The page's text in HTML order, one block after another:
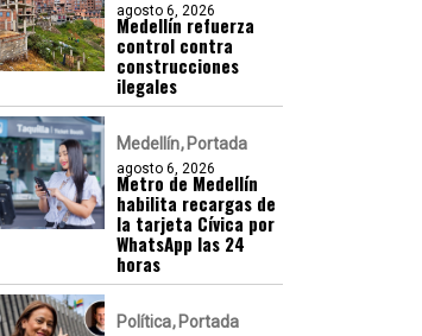
agosto 6, 2026
Medellín refuerza
control contra
construcciones
ilegales
Medellín Portada
agosto 6, 2026
Metro de Medellín
habilita recargas de
la tarjeta Cívica por
WhatsApp las 24
horas
Política Portada